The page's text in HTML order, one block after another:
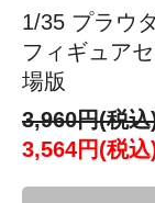
1/35 プラウ
フィギュア
場版
3,960円(税込
3,564円(税込